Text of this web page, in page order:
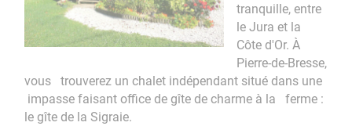
tranquille, entre
le Jura et la
Côte d'Or. À
Pierre-de-Bresse,
vous trouverez un chalet indépendant situé dans une
impasse faisant office de gîte de charme à la ferme :
le gîte de la Sigraie.